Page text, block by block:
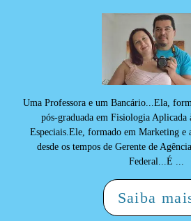
Uma Professora e um Bancário...Ela,
pós-graduada em Fisiologia Aplicada
Especiais.Ele, formado em Marketing e
desde os tempos de Gerente de
Federal...É ...
Saiba